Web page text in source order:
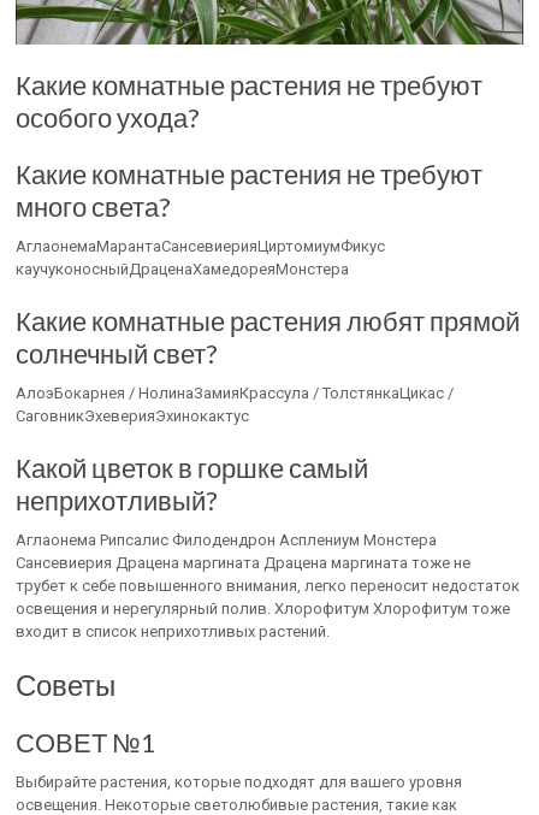
Какие комнатные растения не требуют
особого ухода?
Какие комнатные растения не требуют
много света?
АглаонемаМарантаСансевиерияЦиртомиумФикус
каучуконосныйДраценаХамедореяМонстера
Какие комнатные растения любят прямой
солнечный свет?
АлоэБокарнея / НолинаЗамияКрассула / ТолстянкаЦикас /
СаговникЭхеверияЭхинокактус
Какой цветок в горшке самый
неприхотливый?
Аглаонема Рипсалис Филодендрон Асплениум Монстера
Сансевиерия Драцена маргината Драцена маргината тоже не
трубет к себе повышенного внимания, легко переносит недостаток
освещения и нерегулярный полив. Хлорофитум Хлорофитум тоже
входит в список неприхотливых растений.
Советы
СОВЕТ №1
Выбирайте растения, которые подходят для вашего уровня
освещения. Некоторые светолюбивые растения, такие как